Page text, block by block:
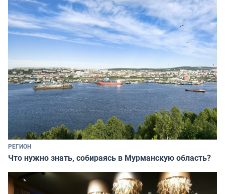
РЕГИОН
Что нужно знать, собираясь в Мурманскую область?